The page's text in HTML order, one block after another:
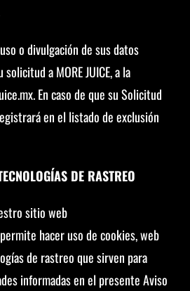
o divulgación de sus datos
a MORE JUICE, a la
En caso de que su Solicitud
en el listado de exclusión
DE RASTREO
sitio web
hacer uso de cookies, web
de rastreo que sirven para
informadas en el presente Aviso